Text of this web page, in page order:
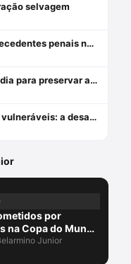
selvagem
O debate sobre a menção aos antecedentes penais no júri
A importância da cadeia de custódia para preservar a prova penal
O microssistema de proteção dos vulneráveis: a desafiante missão do STJ
por
na Copa do Mundo
penal
Junior